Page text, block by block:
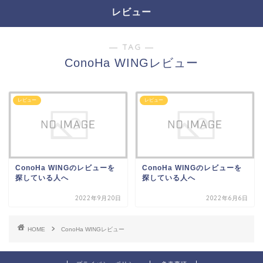
レビュー
― TAG ―
ConoHa WINGレビュー
レビュー
ConoHa WINGのレビューを
探している人へ
2022年9月20日
レビュー
ConoHa WINGのレビューを
探している人へ
2022年6月6日
HOME ConoHa WINGレビュー